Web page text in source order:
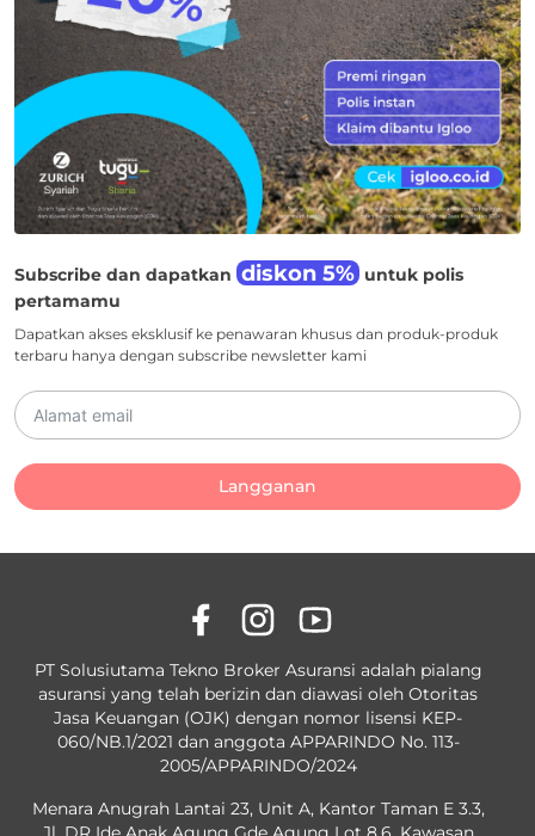
Subscribe dan dapatkan diskon 5% untuk polis
pertamamu
Dapatkan akses eksklusif ke penawaran khusus dan produk-produk
terbaru hanya dengan subscribe newsletter kami
Langganan
PT Solusiutama Tekno Broker Asuransi adalah pialang
asuransi yang telah berizin dan diawasi oleh Otoritas
Jasa Keuangan (OJK) dengan nomor lisensi KEP-
060/NB.1/2021 dan anggota APPARINDO No. 113-
2005/APPARINDO/2024
Menara Anugrah Lantai 23, Unit A, Kantor Taman E 3.3,